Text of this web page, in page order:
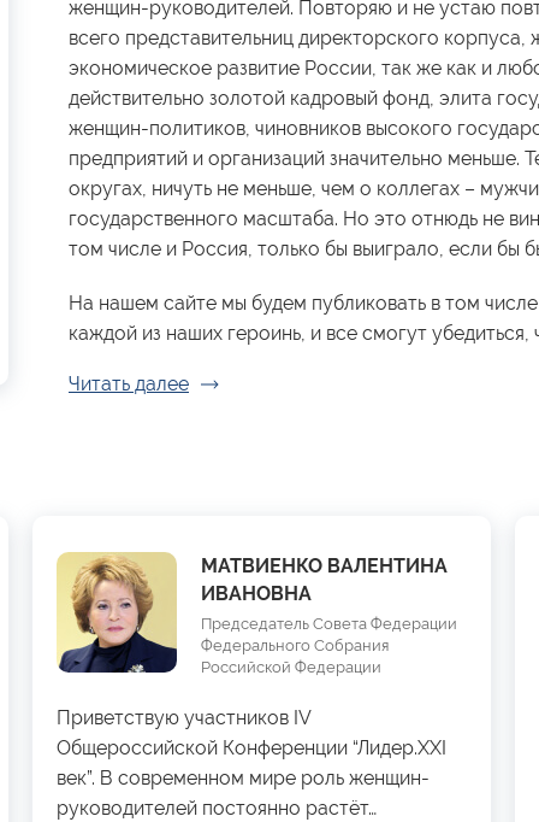
женщин-руководителей. Повторяю и не устаю
всего представительниц директорского
экономическое развитие России, так же как и
действительно золотой кадровый фонд, элита
женщин-политиков, чиновников высокого
предприятий и организаций значительно меньше.
округах, ничуть не меньше, чем о коллегах –
государственного масштаба. Но это отнюдь не
том числе и Россия, только бы выиграло, если
На нашем сайте мы будем публиковать в том
каждой из наших героинь, и все смогут убедиться,
Читать далее
МАТВИЕНКО ВАЛЕНТИНА
ИВАНОВНА
Председатель Совета Федерации
Федерального Собрания
Российской Федерации
Приветствую участников IV
Общероссийской Конференции “Лидер.XXI
век”. В современном мире роль женщин-
руководителей постоянно растёт…